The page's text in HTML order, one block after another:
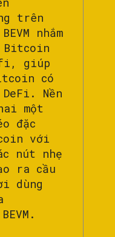
trên
nhắm
Bitcoin
giúp
có
Nền
một
đặc
với
nút nhẹ
ra cầu
dùng